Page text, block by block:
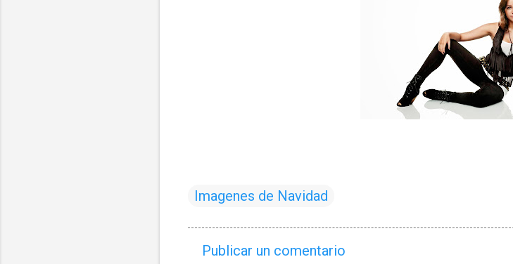
Imagenes de Navidad
Publicar un comentario